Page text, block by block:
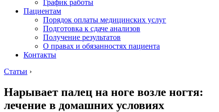
График работы
Пациентам
Порядок оплаты медицинских услуг
Подготовка к сдаче анализов
Получение результатов
О правах и обязанностях пациента
Контакты
Статьи ›
Нарывает палец на ноге возле ногтя:
лечение в домашних условиях